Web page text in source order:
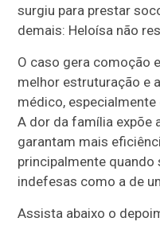
surgiu para prestar
demais: Heloísa não
O caso gera comoção
melhor estruturação e
médico,
A dor da família expõe
garantam mais
principalmente
indefesas como a de
Assista abaixo o